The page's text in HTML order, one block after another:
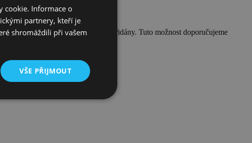
ohledu na pořadí, v jakém jsou přidány. Tuto možnost doporučujeme
POLISH
ENGLISH
SPANISH
cookie. Informace o
partnery, kteří je
shromáždili při vašem
VŠE PŘIJMOUT